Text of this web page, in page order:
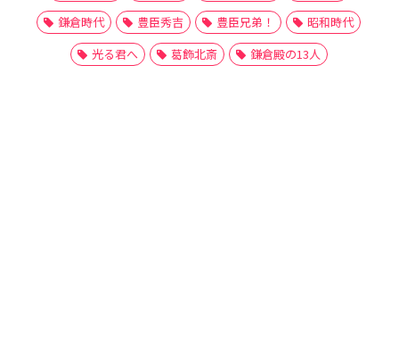
鎌倉時代
豊臣秀吉 豊臣兄弟！
昭和時代
光る君へ
葛飾北斎 鎌倉殿の13人